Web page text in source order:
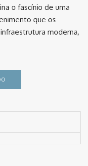
o fascínio de uma
que os
moderna,